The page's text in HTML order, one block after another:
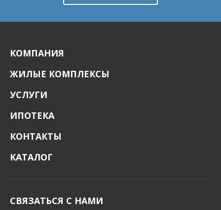
КОМПАНИЯ
ЖИЛЫЕ КОМПЛЕКСЫ
УСЛУГИ
ИПОТЕКА
КОНТАКТЫ
КАТАЛОГ
СВЯЗАТЬСЯ С НАМИ